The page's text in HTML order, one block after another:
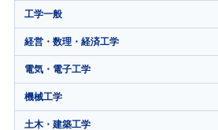
工学一般
経営・数理・経済工学
電気・電子工学
機械工学
土木・建築工学